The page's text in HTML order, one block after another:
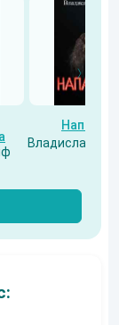
Напарник
Владислав